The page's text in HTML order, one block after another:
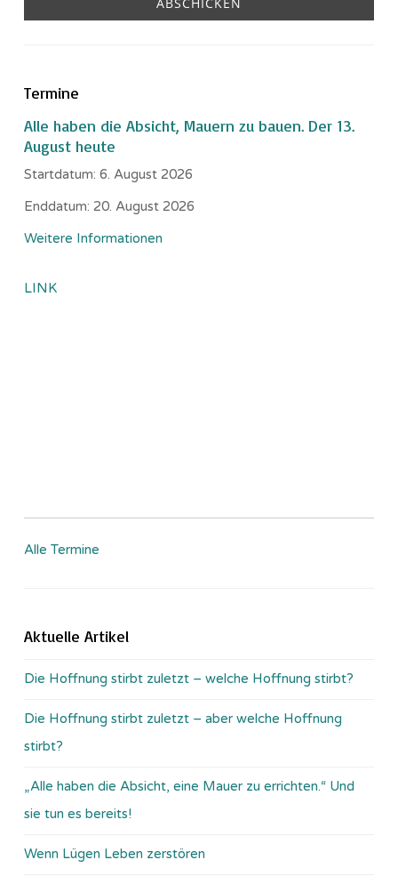
Termine
Alle haben die Absicht, Mauern zu bauen. Der 13.
August heute
Startdatum: 6. August 2026
Enddatum: 20. August 2026
Weitere Informationen
LINK
Alle Termine
Aktuelle Artikel
Die Hoffnung stirbt zuletzt – welche Hoffnung stirbt?
Die Hoffnung stirbt zuletzt – aber welche Hoffnung
stirbt?
„Alle haben die Absicht, eine Mauer zu errichten.“ Und
sie tun es bereits!
Wenn Lügen Leben zerstören